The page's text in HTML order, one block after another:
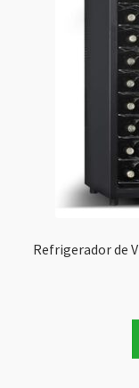
Refrigerador de